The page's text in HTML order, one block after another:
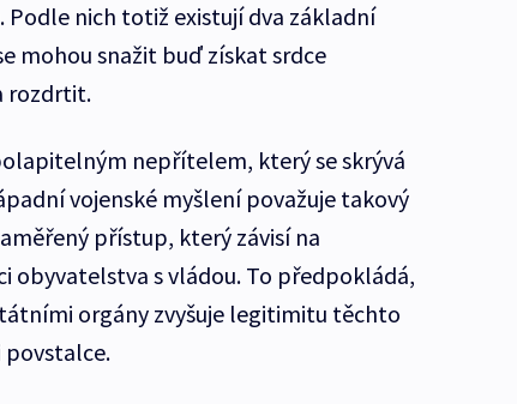
nich totiž existují dva základní
mohou snažit buď získat srdce
rozdrtit.
nepřítelem, který se skrývá
vojenské myšlení považuje takový
přístup, který závisí na
s vládou. To předpokládá,
orgány zvyšuje legitimitu těchto
povstalce.